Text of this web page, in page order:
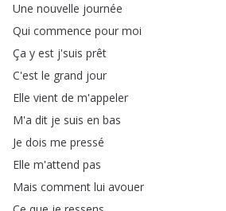
Une nouvelle journée
Qui commence pour moi
Ça y est j'suis prêt
C'est le grand jour
Elle vient de m'appeler
M'a dit je suis en bas
Je dois me pressé
Elle m'attend pas
Mais comment lui avouer